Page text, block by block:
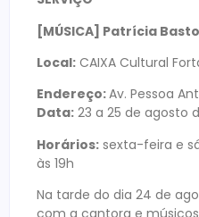
[MÚSICA] Patrícia
Local: CAIXA Cultural
Endereço:Av. Pessoa
Data: 23 a 25 de agosto
Horários: sexta-feira e
às 19h
Na tarde do dia 24 de